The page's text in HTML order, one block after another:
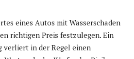
eines Autos mit Wasserschaden
richtigen Preis festzulegen. Ein
verliert in der Regel einen